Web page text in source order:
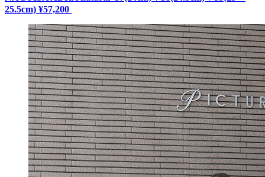
25.5cm) ¥57,200